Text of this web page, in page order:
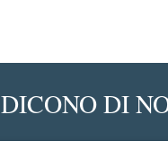
DICONO DI